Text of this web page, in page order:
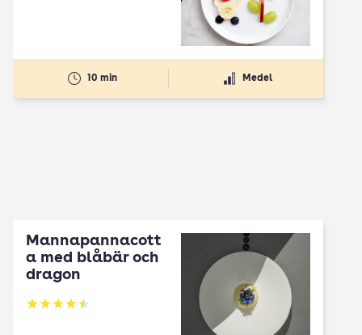
10 min Medel
Mannapannacott
a med blåbär och
dragon
Betyg: 4.5 av 5